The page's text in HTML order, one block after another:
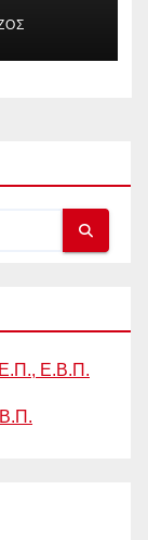
Ε.Β.Π.